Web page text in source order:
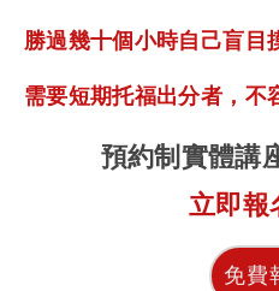
勝過幾十個小時自己盲目
需要短期托福出分者，不
預約制實體講
立即報
免費